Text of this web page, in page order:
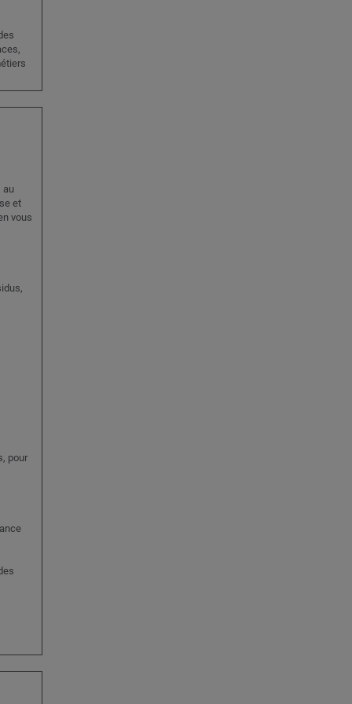
au
et
vous
pour